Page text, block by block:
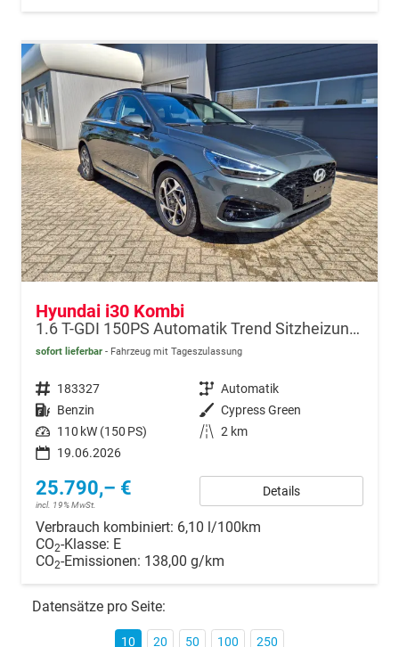
Hyundai i30 Kombi
1.6 T-GDI 150PS Automatik Trend Sitzheizung Lenkradheizung Klimaautomatik PDC v+h Rückf.Kamera Navi Apple CarPlay + Android Auto 16"LM
sofort lieferbar Fahrzeug mit Tageszulassung
Fahrzeugnr. 183327 Getriebe Automatik
Kraftstoff Benzin Außenfarbe Cypress Green
Leistung 110 kW (150 PS) Kilometerstand 2 km
19.06.2026
25.790,– €
incl. 19% MwSt.
Details
Verbrauch kombiniert: 6,10 l/100km
CO2-Klasse: E
CO2-Emissionen: 138,00 g/km
Datensätze pro Seite:
10 20 50 100 250